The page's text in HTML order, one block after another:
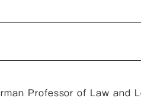
Professor of Law and